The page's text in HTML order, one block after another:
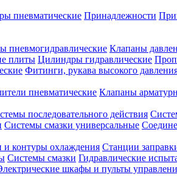
пневматические Принадлежности
пневмогидравлические Клапаны
плиты Цилиндры гидравлические
Фитинги, рукава высокого
пневматические Клапаны
последовательного действия
Системы смазки универсальные
и контуры охлаждения Станции
Системы смазки Гидравлические
шкафы и пульты